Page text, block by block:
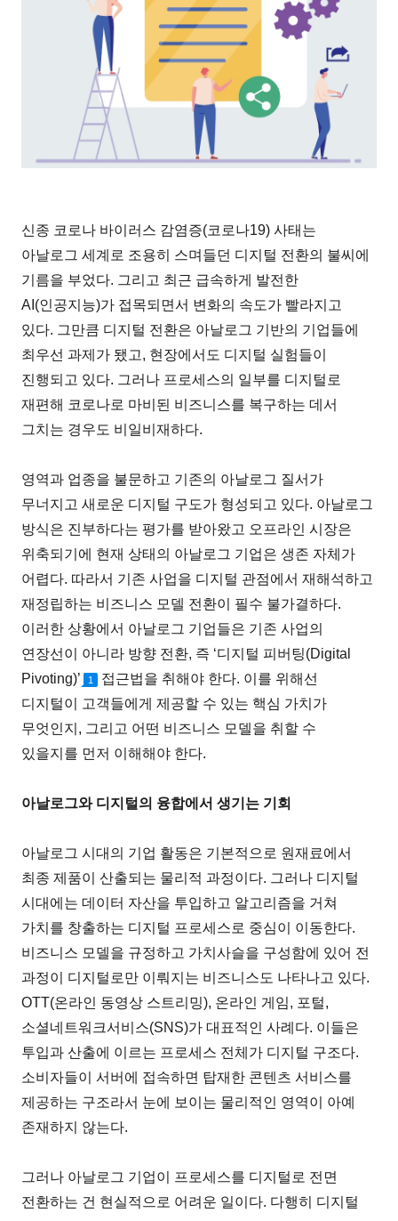
신종 코로나 바이러스 감염증(코로나19) 사태는
아날로그 세계로 조용히 스며들던 디지털 전환의 불씨에
기름을 부었다. 그리고 최근 급속하게 발전한
AI(인공지능)가 접목되면서 변화의 속도가 빨라지고
있다. 그만큼 디지털 전환은 아날로그 기반의 기업들에
최우선 과제가 됐고, 현장에서도 디지털 실험들이
진행되고 있다. 그러나 프로세스의 일부를 디지털로
재편해 코로나로 마비된 비즈니스를 복구하는 데서
그치는 경우도 비일비재하다.
영역과 업종을 불문하고 기존의 아날로그 질서가
무너지고 새로운 디지털 구도가 형성되고 있다. 아날로그
방식은 진부하다는 평가를 받아왔고 오프라인 시장은
위축되기에 현재 상태의 아날로그 기업은 생존 자체가
어렵다. 따라서 기존 사업을 디지털 관점에서 재해석하고
재정립하는 비즈니스 모델 전환이 필수 불가결하다.
이러한 상황에서 아날로그 기업들은 기존 사업의
연장선이 아니라 방향 전환, 즉 ‘디지털 피버팅(Digital
Pivoting)’
1
접근법을 취해야 한다. 이를 위해선
디지털이 고객들에게 제공할 수 있는 핵심 가치가
무엇인지, 그리고 어떤 비즈니스 모델을 취할 수
있을지를 먼저 이해해야 한다.
아날로그와 디지털의 융합에서 생기는 기회
아날로그 시대의 기업 활동은 기본적으로 원재료에서
최종 제품이 산출되는 물리적 과정이다. 그러나 디지털
시대에는 데이터 자산을 투입하고 알고리즘을 거쳐
가치를 창출하는 디지털 프로세스로 중심이 이동한다.
비즈니스 모델을 규정하고 가치사슬을 구성함에 있어 전
과정이 디지털로만 이뤄지는 비즈니스도 나타나고 있다.
OTT(온라인 동영상 스트리밍), 온라인 게임, 포털,
소셜네트워크서비스(SNS)가 대표적인 사례다. 이들은
투입과 산출에 이르는 프로세스 전체가 디지털 구조다.
소비자들이 서버에 접속하면 탑재한 콘텐츠 서비스를
제공하는 구조라서 눈에 보이는 물리적인 영역이 아예
존재하지 않는다.
그러나 아날로그 기업이 프로세스를 디지털로 전면
전환하는 건 현실적으로 어려운 일이다. 다행히 디지털